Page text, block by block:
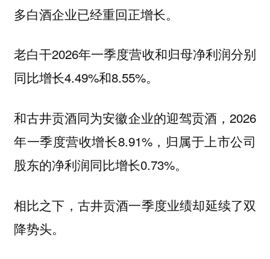
多白酒企业已经重回正增长。
老白干2026年一季度营收和归母净利润分别
同比增长4.49%和8.55%。
和古井贡酒同为安徽企业的迎驾贡酒，2026
年一季度营收增长8.91%，归属于上市公司
股东的净利润同比增长0.73%。
相比之下，古井贡酒一季度业绩却延续了双
降势头。